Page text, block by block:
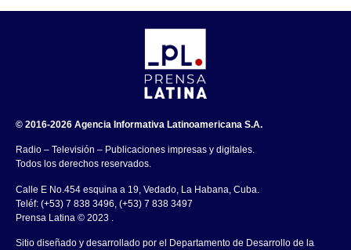
© 2016-2026 Agencia Informativa Latinoamericana S.A.
Radio – Televisión – Publicaciones impresas y digitales.
Todos los derechos reservados.
Calle E No.454 esquina a 19, Vedado, La Habana, Cuba.
Teléf: (+53) 7 838 3496, (+53) 7 838 3497
Prensa Latina © 2023 .
Sitio diseñado y desarrollado por el Departamento de Desarrollo de la